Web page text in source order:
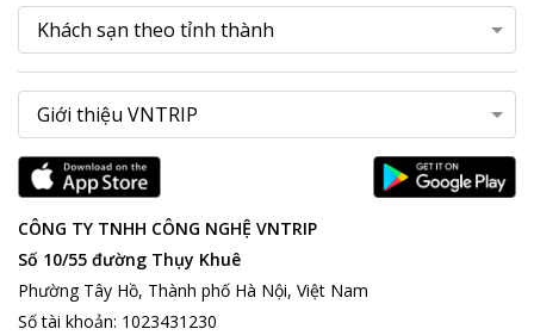
CÔNG TY TNHH CÔNG NGHỆ VNTRIP
Số 10/55 đường Thụy Khuê
Phường Tây Hồ, Thành phố Hà Nội, Việt Nam
Số tài khoản: 1023431230